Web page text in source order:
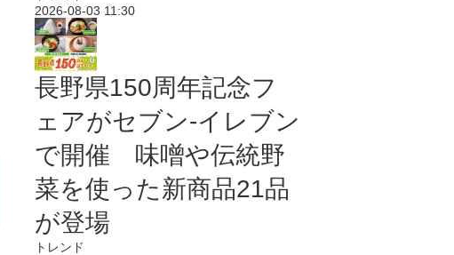
2026-08-03 11:30
長野県150周年記念フ
ェアがセブン-イレブン
で開催 味噌や伝統野
菜を使った新商品21品
が登場
トレンド